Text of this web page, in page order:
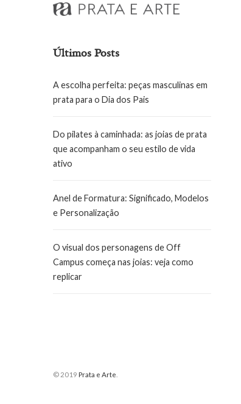
Últimos Posts
A escolha perfeita: peças masculinas em
prata para o Dia dos Pais
Do pilates à caminhada: as joias de prata
que acompanham o seu estilo de vida
ativo
Anel de Formatura: Significado, Modelos
e Personalização
O visual dos personagens de Off
Campus começa nas joias: veja como
replicar
© 2019 Prata e Arte